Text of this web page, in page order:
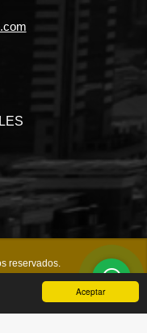
Aceptar
reservados.